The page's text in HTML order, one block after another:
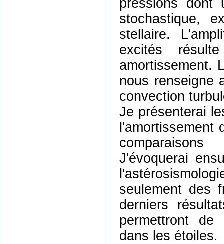
pressions dont
stochastique,
stellaire.
excités
amortissement.
nous renseigne
convection
Je présenterai
J'évoquerai
seulement des
derniers
permettront de
dans les étoiles.